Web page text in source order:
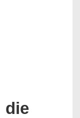
die